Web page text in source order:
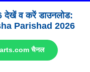
देखें व करें डाउनलोड:
Parishad 2026
चैनल